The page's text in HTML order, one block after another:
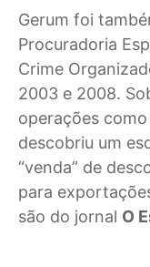
Gerum foi
Procuradoria
Crime
2003 e 2008.
operações
descobriu um
“venda” de
para
são do jornal O